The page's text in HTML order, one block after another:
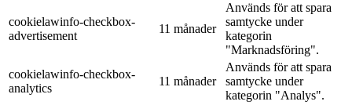
cookielawinfo-checkbox-
advertisement
11 månader
Används för att spara
samtycke under
kategorin
"Marknadsföring".
cookielawinfo-checkbox-
analytics
11 månader
Används för att spara
samtycke under
kategorin "Analys".